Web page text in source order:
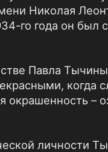
Николая
го года он был
Павла
когда
–
личности